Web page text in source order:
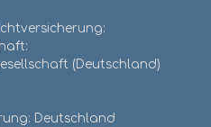
(Deutschland)
Deutschland